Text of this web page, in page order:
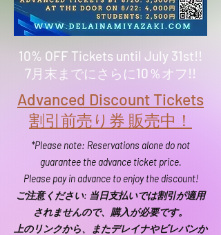
10% OFF Tickets until July 31st!!
7月末までにさらに10％オフ!!
Advanced Discount Tickets
割引前売り券 販売中！
*Please note: Reservations alone do not
guarantee the advance ticket price.
Please pay in advance to enjoy the discount!
ご注意ください: 当日支払いでは割引が適用
されませんので、購入が必要です。
上のリンクから、またデレイナやビレバンか